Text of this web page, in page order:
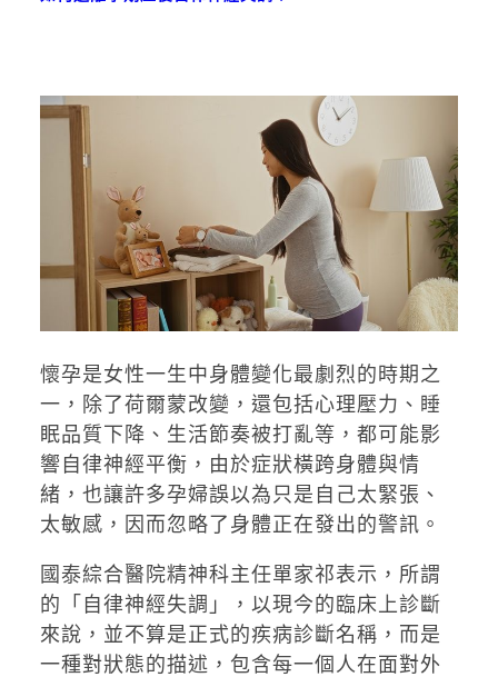
懷孕是女性一生中身體變化最劇烈的時期之
一，除了荷爾蒙改變，還包括心理壓力、睡
眠品質下降、生活節奏被打亂等，都可能影
響自律神經平衡，由於症狀橫跨身體與情
緒，也讓許多孕婦誤以為只是自己太緊張、
太敏感，因而忽略了身體正在發出的警訊。
國泰綜合醫院精神科主任單家祁表示，所謂
的「自律神經失調」，以現今的臨床上診斷
來說，並不算是正式的疾病診斷名稱，而是
一種對狀態的描述，包含每一個人在面對外